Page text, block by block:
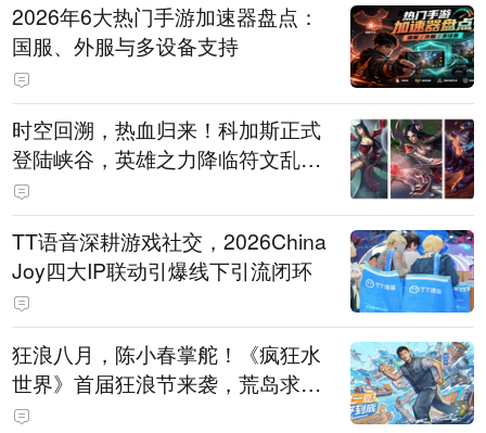
2026年6大热门手游加速器盘点：
国服、外服与多设备支持
时空回溯，热血归来！科加斯正式
登陆峡谷，英雄之力降临符文乱
斗！
TT语音深耕游戏社交，2026China
Joy四大IP联动引爆线下引流闭环
狂浪八月，陈小春掌舵！《疯狂水
世界》首届狂浪节来袭，荒岛求生
直播即将开启